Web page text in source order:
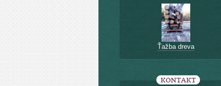
Ťažba dreva
KONTAKT